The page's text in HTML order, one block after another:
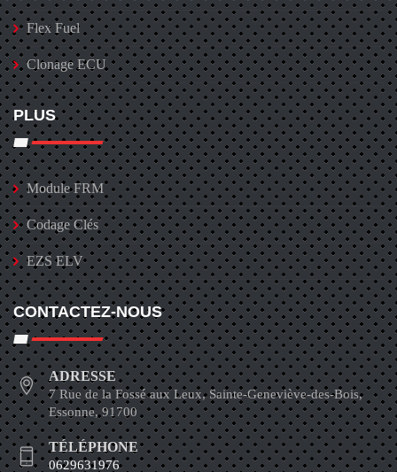
Flex Fuel
Clonage ECU
PLUS
Module FRM
Codage Clés
EZS ELV
CONTACTEZ-NOUS
ADRESSE
7 Rue de la Fossé aux Leux, Sainte-Geneviève-des-Bois,
Essonne, 91700
TÉLÉPHONE
0629631976